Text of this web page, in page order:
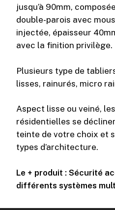
jusqu’à 90mm,
double-parois avec
injectée, épaisseur
avec la finition privilège.
Plusieurs type de
lisses, rainurés, micro
Aspect lisse ou veiné,
résidentielles se
teinte de votre choix et
types d’architecture.
Le + produit : Sécurité
différents systèmes